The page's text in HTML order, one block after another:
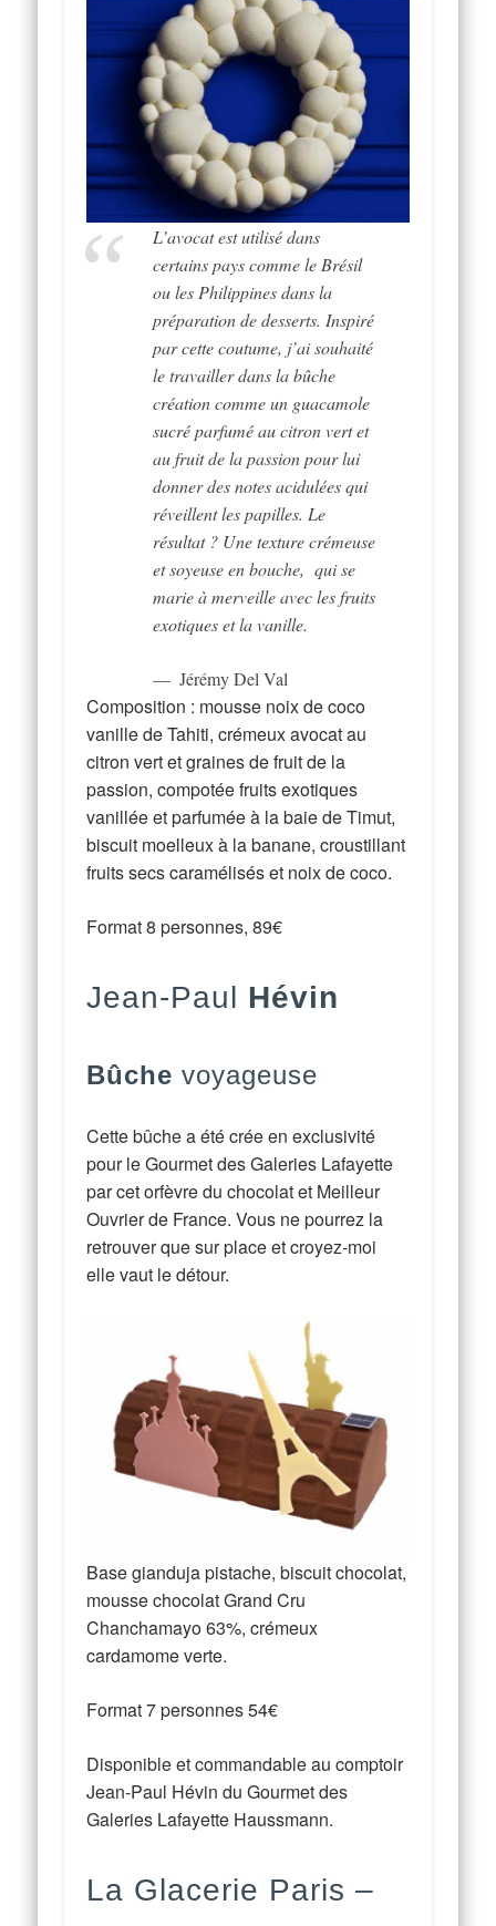
L’avocat est utilisé dans
certains pays comme le Brésil
ou les Philippines dans la
préparation de desserts. Inspiré
par cette coutume, j’ai souhaité
le travailler dans la bûche
création comme un guacamole
sucré parfumé au citron vert et
au fruit de la passion pour lui
donner des notes acidulées qui
réveillent les papilles. Le
résultat ? Une texture crémeuse
et soyeuse en bouche, qui se
marie à merveille avec les fruits
exotiques et la vanille.
Jérémy Del Val
Composition : mousse noix de coco
vanille de Tahiti, crémeux avocat au
citron vert et graines de fruit de la
passion, compotée fruits exotiques
vanillée et parfumée à la baie de Timut,
biscuit moelleux à la banane, croustillant
fruits secs caramélisés et noix de coco.
Format 8 personnes, 89€
Jean-Paul Hévin
Bûche voyageuse
Cette bûche a été crée en exclusivité
pour le Gourmet des Galeries Lafayette
par cet orfèvre du chocolat et Meilleur
Ouvrier de France. Vous ne pourrez la
retrouver que sur place et croyez-moi
elle vaut le détour.
Base gianduja pistache, biscuit chocolat,
mousse chocolat Grand Cru
Chanchamayo 63%, crémeux
cardamome verte.
Format 7 personnes 54€
Disponible et commandable au comptoir
Jean-Paul Hévin du Gourmet des
Galeries Lafayette Haussmann.
La Glacerie Paris –